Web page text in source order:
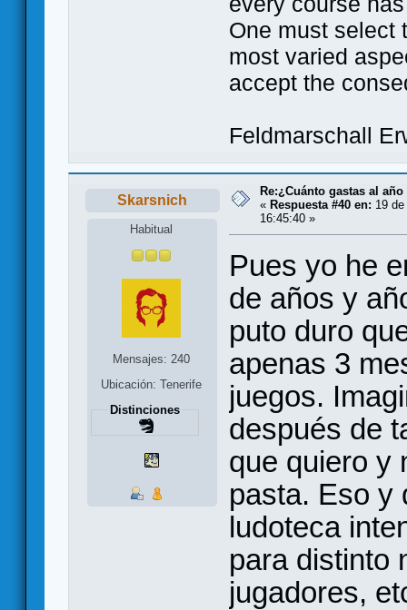
One must select
most varied
accept the
Feldmarschall
Skarsnich
Habitual
Mensajes: 240
Ubicación: Tenerife
Distinciones
Re:¿Cuánto gastas al
« Respuesta #40 en: 19
16:45:40 »
Pues yo he
de años y
puto duro
apenas 3
juegos.
después de
que quiero y
pasta. Eso y
ludoteca
para distinto
jugadores,